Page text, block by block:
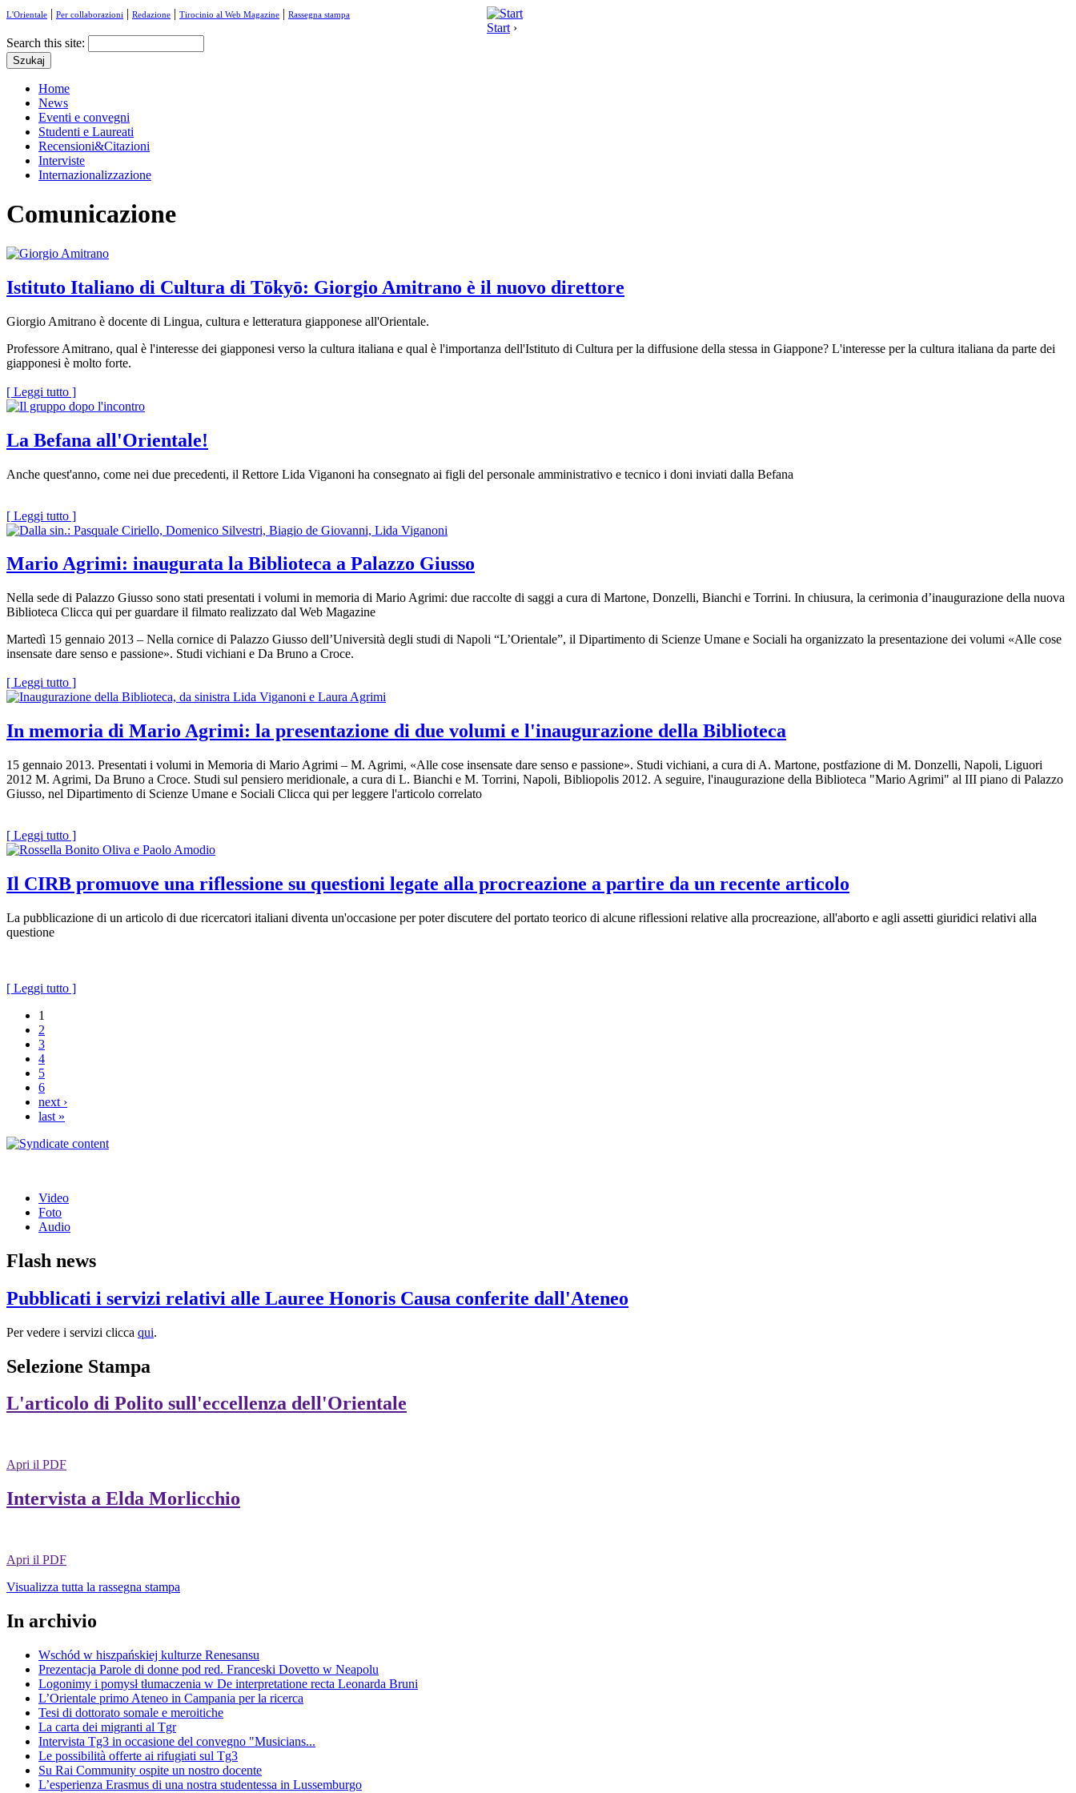
L'Orientale | Per collaborazioni | Redazione | Tirocinio al Web Magazine | Rassegna stampa
Start ›
Search this site:
Home
News
Eventi e convegni
Studenti e Laureati
Recensioni&Citazioni
Interviste
Internazionalizzazione
Comunicazione
Istituto Italiano di Cultura di Tōkyō: Giorgio Amitrano è il nuovo direttore
Giorgio Amitrano è docente di Lingua, cultura e letteratura giapponese all'Orientale.
Professore Amitrano, qual è l'interesse dei giapponesi verso la cultura italiana e qual è l'importanza dell'Istituto di Cultura per la diffusione della stessa in Giappone? L'interesse per la cultura italiana da parte dei
giapponesi è molto forte.
[ Leggi tutto ]
La Befana all'Orientale!
Anche quest'anno, come nei due precedenti, il Rettore Lida Viganoni ha consegnato ai figli del personale amministrativo e tecnico i doni inviati dalla Befana
[ Leggi tutto ]
Mario Agrimi: inaugurata la Biblioteca a Palazzo Giusso
Nella sede di Palazzo Giusso sono stati presentati i volumi in memoria di Mario Agrimi: due raccolte di saggi a cura di Martone, Donzelli, Bianchi e Torrini. In chiusura, la cerimonia d’inaugurazione della nuova
Biblioteca Clicca qui per guardare il filmato realizzato dal Web Magazine
Martedì 15 gennaio 2013 – Nella cornice di Palazzo Giusso dell’Università degli studi di Napoli “L’Orientale”, il Dipartimento di Scienze Umane e Sociali ha organizzato la presentazione dei volumi «Alle cose
insensate dare senso e passione». Studi vichiani e Da Bruno a Croce.
[ Leggi tutto ]
In memoria di Mario Agrimi: la presentazione di due volumi e l'inaugurazione della Biblioteca
15 gennaio 2013. Presentati i volumi in Memoria di Mario Agrimi – M. Agrimi, «Alle cose insensate dare senso e passione». Studi vichiani, a cura di A. Martone, postfazione di M. Donzelli, Napoli, Liguori
2012 M. Agrimi, Da Bruno a Croce. Studi sul pensiero meridionale, a cura di L. Bianchi e M. Torrini, Napoli, Bibliopolis 2012. A seguire, l'inaugurazione della Biblioteca "Mario Agrimi" al III piano di Palazzo
Giusso, nel Dipartimento di Scienze Umane e Sociali Clicca qui per leggere l'articolo correlato
[ Leggi tutto ]
Il CIRB promuove una riflessione su questioni legate alla procreazione a partire da un recente articolo
La pubblicazione di un articolo di due ricercatori italiani diventa un'occasione per poter discutere del portato teorico di alcune riflessioni relative alla procreazione, all'aborto e agli assetti giuridici relativi alla
questione
[ Leggi tutto ]
1
2
3
4
5
6
next ›
last »
Video
Foto
Audio
Flash news
Pubblicati i servizi relativi alle Lauree Honoris Causa conferite dall'Ateneo
Per vedere i servizi clicca qui.
Selezione Stampa
L'articolo di Polito sull'eccellenza dell'Orientale
Apri il PDF
Intervista a Elda Morlicchio
Apri il PDF
Visualizza tutta la rassegna stampa
In archivio
Wschód w hiszpańskiej kulturze Renesansu
Prezentacja Parole di donne pod red. Franceski Dovetto w Neapolu
Logonimy i pomysł tłumaczenia w De interpretatione recta Leonarda Bruni
L’Orientale primo Ateneo in Campania per la ricerca
Tesi di dottorato somale e meroitiche
La carta dei migranti al Tgr
Intervista Tg3 in occasione del convegno "Musicians...
Le possibilità offerte ai rifugiati sul Tg3
Su Rai Community ospite un nostro docente
L’esperienza Erasmus di una nostra studentessa in Lussemburgo